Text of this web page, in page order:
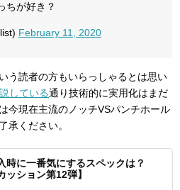
ちが好き？
February 11, 2020
う読者の方もいらっしゃるとは思い
している通り技術的に実用化はまだ
今現在主流のノッチVSパンチホール
承ください。
時に一番気にするスペックは？
ッション第12弾】